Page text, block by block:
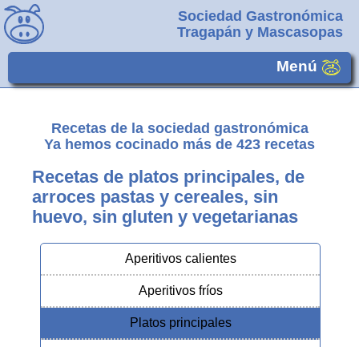
Sociedad Gastronómica
Tragapán y Mascasopas
Menú
Recetas de la sociedad gastronómica
Ya hemos cocinado más de 423 recetas
Recetas de platos principales, de
arroces pastas y cereales, sin
huevo, sin gluten y vegetarianas
Aperitivos calientes
Aperitivos fríos
Platos principales